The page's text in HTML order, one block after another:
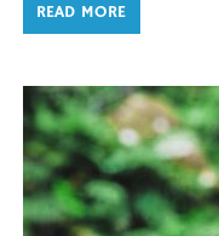
READ MORE